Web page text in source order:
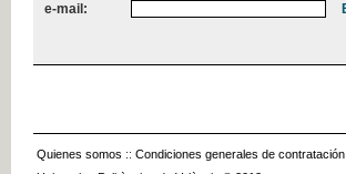
e-mail:
Quienes somos :: Condiciones generales de contratación